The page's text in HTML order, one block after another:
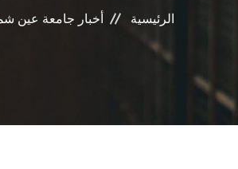
الرئيسية أخبار جامعة عين